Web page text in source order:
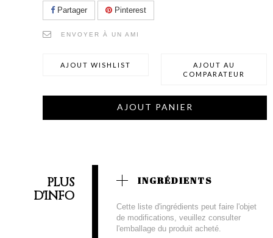
Partager Pinterest
ENVOYER À UN AMI
AJOUT WISHLIST
AJOUT AU
COMPARATEUR
AJOUT PANIER
PLUS
D'INFO
INGRÉDIENTS
Cette liste d'ingrédients peut faire l'objet
de modifications, veuillez consulter
l'emballage du produit acheté.